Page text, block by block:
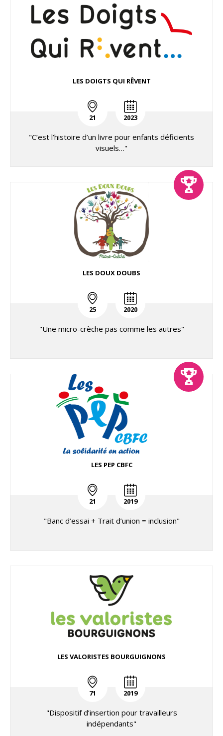
LES DOIGTS QUI RÊVENT
21 2023
"C’est l’histoire d’un livre pour enfants déficients
visuels…"
LES DOUX DOUBS
25 2020
"Une micro-crèche pas comme les autres"
LES PEP CBFC
21 2019
"Banc d’essai + Trait d’union = inclusion"
LES VALORISTES BOURGUIGNONS
71 2019
"Dispositif d’insertion pour travailleurs
indépendants"